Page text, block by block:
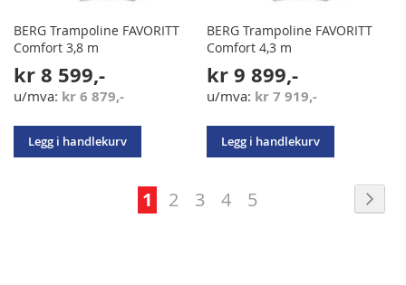
BERG Trampoline FAVORITT
Comfort 3,8 m
kr 8 599,-
kr 6 879,-
Legg i handlekurv
BERG Trampoline FAVORITT
Comfort 4,3 m
kr 9 899,-
kr 7 919,-
Legg i handlekurv
Side
You're
1 Side
2 Side
3 Side
4 Side
5